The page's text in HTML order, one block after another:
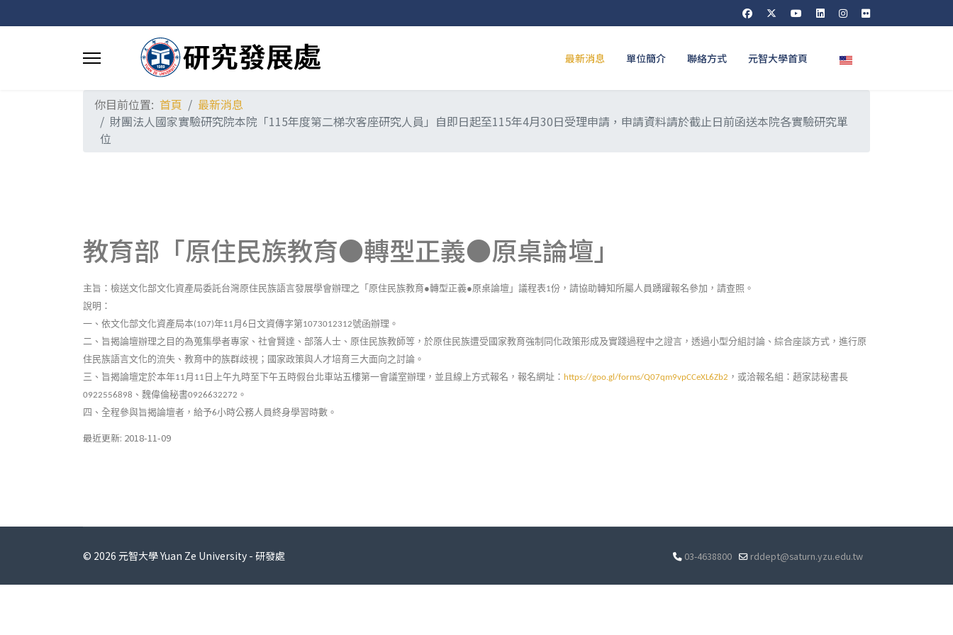
最新消息 單位簡介 聯絡方式 元智大學首頁 選擇你的語言
你目前位置: 首頁
最新消息
財團法人國家實驗研究院本院「115年度第二梯次客座研究人員」自即日起至115年4月30日受理申請，申請資料請於截止日前函送本院各實驗研究單
位
教育部「原住民族教育●轉型正義●原桌論壇」
主旨：檢送文化部文化資產局委託台灣原住民族語言發展學會辦理之「原住民族教育●轉型正義●原桌論壇」議程表1份，請協助轉知所屬人員踴躍報名參加，請查照。
說明：
一、依文化部文化資產局本(107)年11月6 日文資傳字第1073012312號函辦理。
二、旨揭論壇辦理之目的為蒐集學者專家、社會賢達、部落人士、原住民族教師等，於原住民族遭受國家教育強制同化政策形成及實踐過程中之證言，透過小型分組討論、綜合座談方式，進行原
住民族語言文化的流失、教育中的族群歧視；國家政策與人才培育三大面向之討論。
三、旨揭論壇定於本年11月 11 日上午九時至下午五時假台北車站五樓第一會議室辦理，並且線上方式報名，報名網址： https://goo.gl/forms/Q07qm9vpCCeXL6Zb2 ，或洽報名組：趙家誌秘書長
0922556898 、魏偉倫秘書0926632272 。
四、全程參與旨揭論壇者，給予6小時公務人員終身學習時數。
最近更新: 2018-11-09
© 2026 元智大學 Yuan Ze University - 研發處 03-4638800 rddept@saturn.yzu.edu.tw